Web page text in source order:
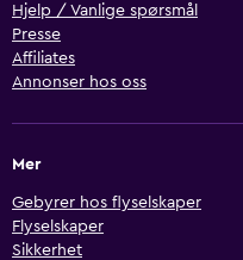
Hjelp / Vanlige spørsmål
Presse
Affiliates
Annonser hos oss
Mer
Gebyrer hos flyselskaper
Flyselskaper
Sikkerhet